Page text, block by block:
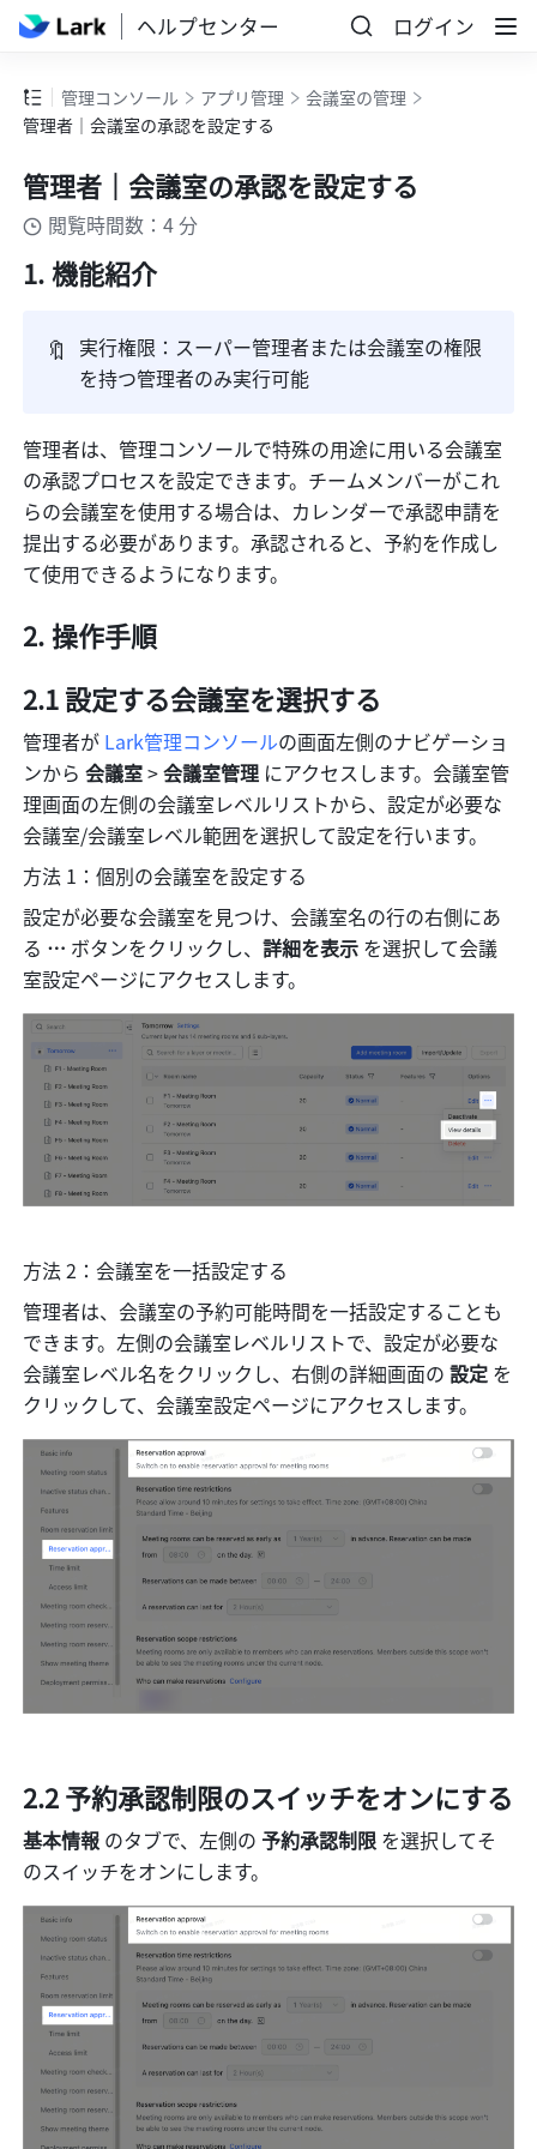
ヘルプセンター ログイン
管理コンソール アプリ管理
会議室の管理
管理者｜会議室の承認を設定する
管理者｜会議室の承認を設定する
閲覧時間数：4 分
機能紹介
🔖
実行権限：スーパー管理者または会議室の権限
を持つ管理者のみ実行可能
管理者は、管理コンソールで特殊の用途に用いる会議室
の承認プロセスを設定できます。チームメンバーがこれ
らの会議室を使用する場合は、カレンダーで承認申請を
提出する必要があります。承認されると、予約を作成し
て使用できるようになります。
操作手順
2.1 設定する会議室を選択する
管理者が Lark管理コンソールの画面左側のナビゲーショ
ンから 会議室 > 会議室管理 にアクセスします。会議室管
理画面の左側の会議室レベルリストから、設定が必要な
会議室/会議室レベル範囲を選択して設定を行います。
方法 1：個別の会議室を設定する
設定が必要な会議室を見つけ、会議室名の行の右側にあ
る … ボタンをクリックし、詳細を表示 を選択して会議
室設定ページにアクセスします。
方法 2：会議室を一括設定する
管理者は、会議室の予約可能時間を一括設定することも
できます。左側の会議室レベルリストで、設定が必要な
会議室レベル名をクリックし、右側の詳細画面の 設定 を
クリックして、会議室設定ページにアクセスします。
2.2 予約承認制限のスイッチをオンにする
基本情報 のタブで、左側の 予約承認制限 を選択してそ
のスイッチをオンにします。